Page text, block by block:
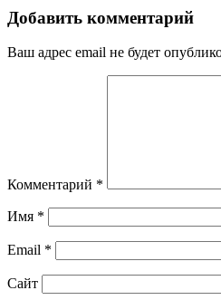
Добавить комментарий
Ваш адрес email не будет
Комментарий *
Имя *
Email *
Сайт